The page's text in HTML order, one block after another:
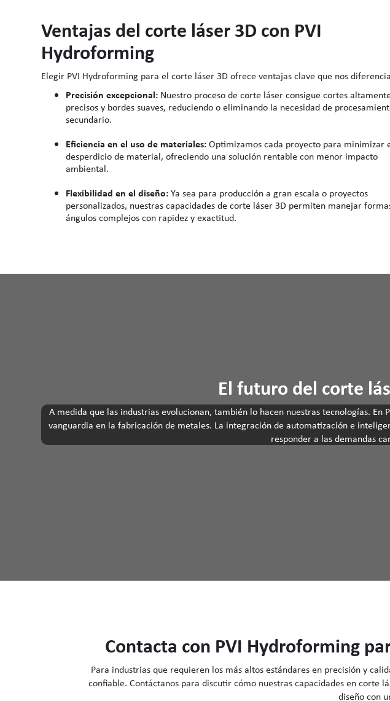
Ventajas del corte láser 3D con PVI
Hydroforming
Elegir PVI Hydroforming para el corte láser 3D ofrece ventajas clave que nos
Precisión excepcional: Nuestro proceso de corte láser consigue cortes
precisos y bordes suaves, reduciendo o eliminando la necesidad de
secundario.
Eficiencia en el uso de materiales:Optimizamos cada proyecto para minimizar
desperdicio de material, ofreciendo una solución rentable con menor impacto
ambiental.
Flexibilidad en el diseño:Ya sea para producción a gran escala o proyectos
personalizados, nuestras capacidades de corte láser 3D permiten manejar
ángulos complejos con rapidez y exactitud.
El futuro del corte
A medida que las industrias evolucionan, también lo hacen nuestras tecnologías.
vanguardia en la fabricación de metales. La integración de automatización e
responder a las demandas
Contacta con PVI Hydroforming
Para industrias que requieren los más altos estándares en precisión y
confiable. Contáctanos para discutir cómo nuestras capacidades en corte
diseño con